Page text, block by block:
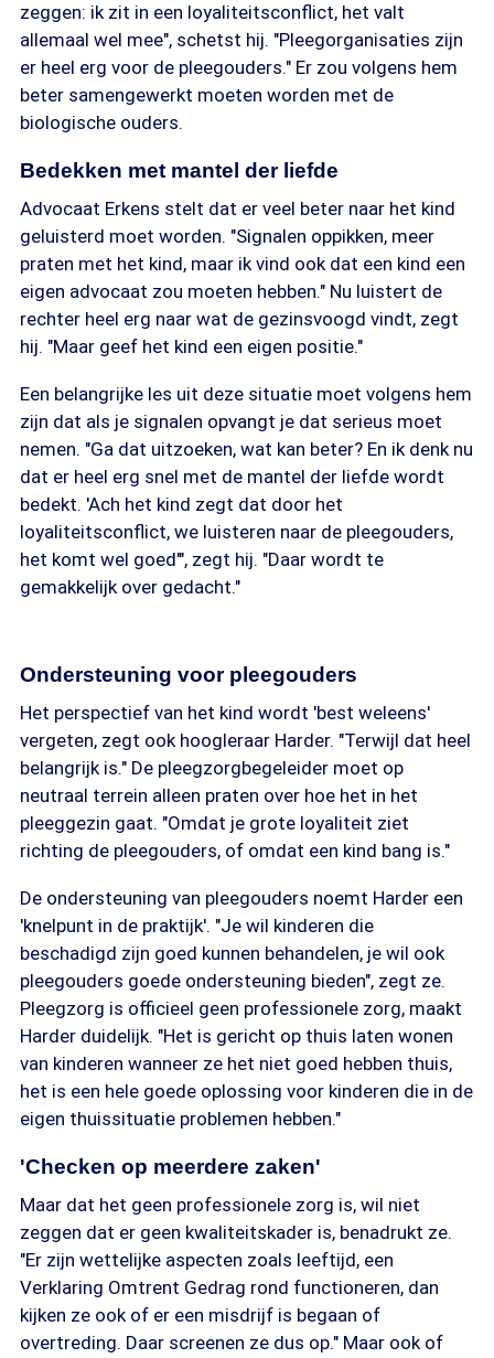
zeggen: ik zit in een loyaliteitsconflict, het valt
allemaal wel mee", schetst hij. "Pleegorganisaties zijn
er heel erg voor de pleegouders." Er zou volgens hem
beter samengewerkt moeten worden met de
biologische ouders.
Bedekken met mantel der liefde
Advocaat Erkens stelt dat er veel beter naar het kind
geluisterd moet worden. "Signalen oppikken, meer
praten met het kind, maar ik vind ook dat een kind een
eigen advocaat zou moeten hebben." Nu luistert de
rechter heel erg naar wat de gezinsvoogd vindt, zegt
hij. "Maar geef het kind een eigen positie."
Een belangrijke les uit deze situatie moet volgens hem
zijn dat als je signalen opvangt je dat serieus moet
nemen. "Ga dat uitzoeken, wat kan beter? En ik denk nu
dat er heel erg snel met de mantel der liefde wordt
bedekt. 'Ach het kind zegt dat door het
loyaliteitsconflict, we luisteren naar de pleegouders,
het komt wel goed'", zegt hij. "Daar wordt te
gemakkelijk over gedacht."
Ondersteuning voor pleegouders
Het perspectief van het kind wordt 'best weleens'
vergeten, zegt ook hoogleraar Harder. "Terwijl dat heel
belangrijk is." De pleegzorgbegeleider moet op
neutraal terrein alleen praten over hoe het in het
pleeggezin gaat. "Omdat je grote loyaliteit ziet
richting de pleegouders, of omdat een kind bang is."
De ondersteuning van pleegouders noemt Harder een
'knelpunt in de praktijk'. "Je wil kinderen die
beschadigd zijn goed kunnen behandelen, je wil ook
pleegouders goede ondersteuning bieden", zegt ze.
Pleegzorg is officieel geen professionele zorg, maakt
Harder duidelijk. "Het is gericht op thuis laten wonen
van kinderen wanneer ze het niet goed hebben thuis,
het is een hele goede oplossing voor kinderen die in de
eigen thuissituatie problemen hebben."
'Checken op meerdere zaken'
Maar dat het geen professionele zorg is, wil niet
zeggen dat er geen kwaliteitskader is, benadrukt ze.
"Er zijn wettelijke aspecten zoals leeftijd, een
Verklaring Omtrent Gedrag rond functioneren, dan
kijken ze ook of er een misdrijf is begaan of
overtreding. Daar screenen ze dus op." Maar ook of